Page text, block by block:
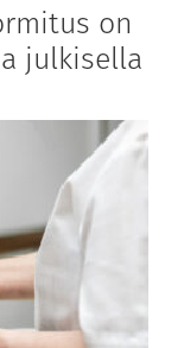
on
julkisella